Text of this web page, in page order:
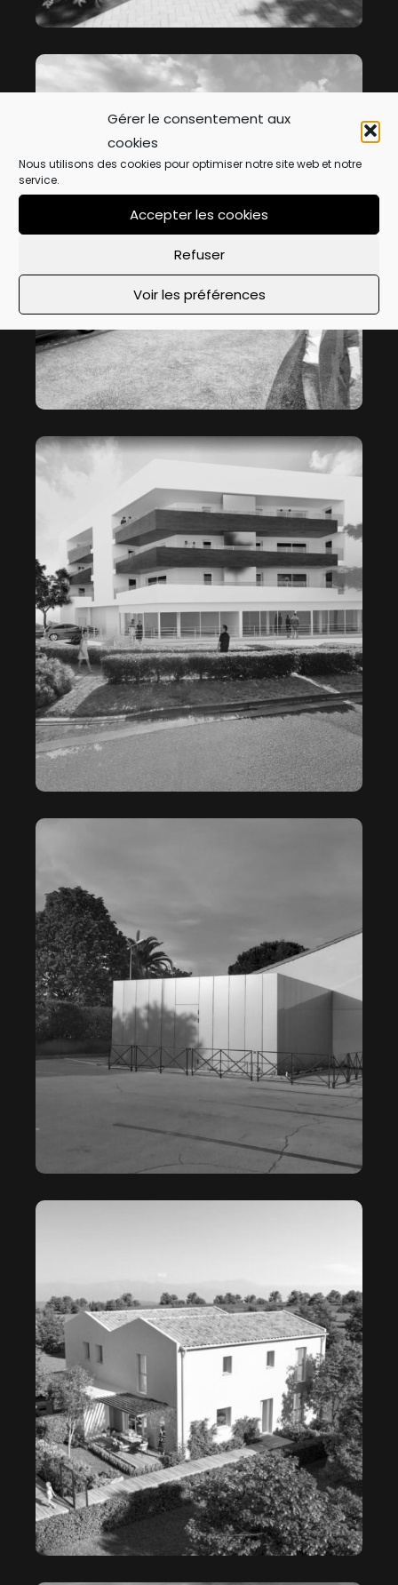
Gérer le consentement aux
cookies
Nous utilisons des cookies pour optimiser notre site web et notre
service.
Accepter les cookies
Refuser
Voir les préférences
HORIZON
IRISÉ
LE CLOS DES AYRES